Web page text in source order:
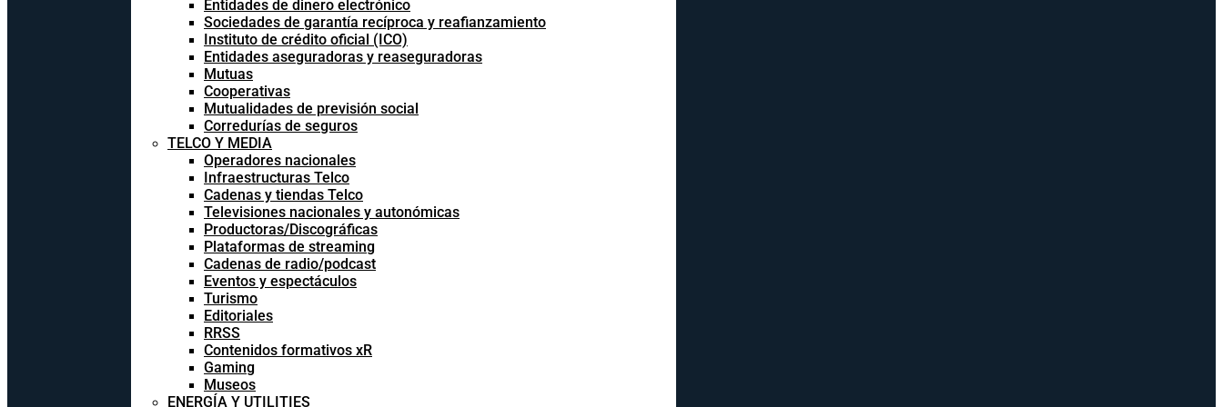
Entidades de dinero electrónico
Sociedades de garantía recíproca y reafianzamiento
Instituto de crédito oficial (ICO)
Entidades aseguradoras y reaseguradoras
Mutuas
Cooperativas
Mutualidades de previsión social
Corredurías de seguros
TELCO Y MEDIA
Operadores nacionales
Infraestructuras Telco
Cadenas y tiendas Telco
Televisiones nacionales y autonómicas
Productoras/Discográficas
Plataformas de streaming
Cadenas de radio/podcast
Eventos y espectáculos
Turismo
Editoriales
RRSS
Contenidos formativos xR
Gaming
Museos
ENERGÍA Y UTILITIES